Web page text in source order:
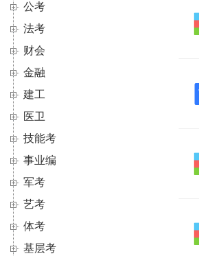
公考
法考
财会
金融
建工
医卫
技能考
事业编
军考
艺考
体考
基层考